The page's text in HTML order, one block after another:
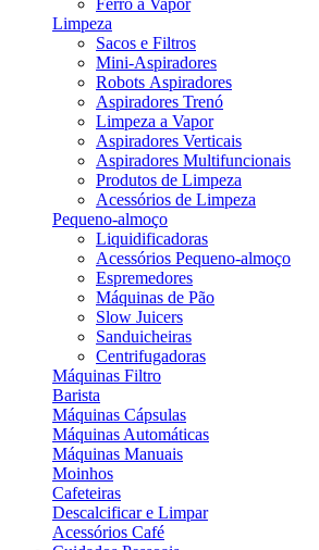
Ferro a Vapor
Limpeza
Sacos e Filtros
Mini-Aspiradores
Robots Aspiradores
Aspiradores Trenó
Limpeza a Vapor
Aspiradores Verticais
Aspiradores Multifuncionais
Produtos de Limpeza
Acessórios de Limpeza
Pequeno-almoço
Liquidificadoras
Acessórios Pequeno-almoço
Espremedores
Máquinas de Pão
Slow Juicers
Sanduicheiras
Centrifugadoras
Máquinas Filtro
Barista
Máquinas Cápsulas
Máquinas Automáticas
Máquinas Manuais
Moinhos
Cafeteiras
Descalcificar e Limpar
Acessórios Café